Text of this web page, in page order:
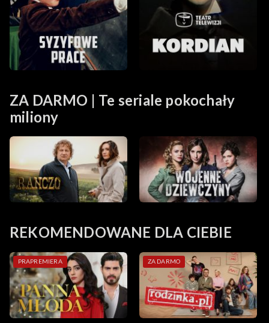
ZA DARMO | Te seriale pokochały
miliony
REKOMENDOWANE DLA CIEBIE
PRAPREMIERA ZA DARMO